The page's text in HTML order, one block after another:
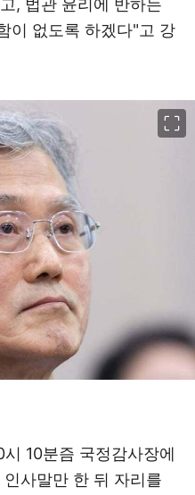
, 법관 윤리에 반하는
이 없도록 하겠다"고 강
10분즘 국정감사장에
사말만 한 뒤 자리를